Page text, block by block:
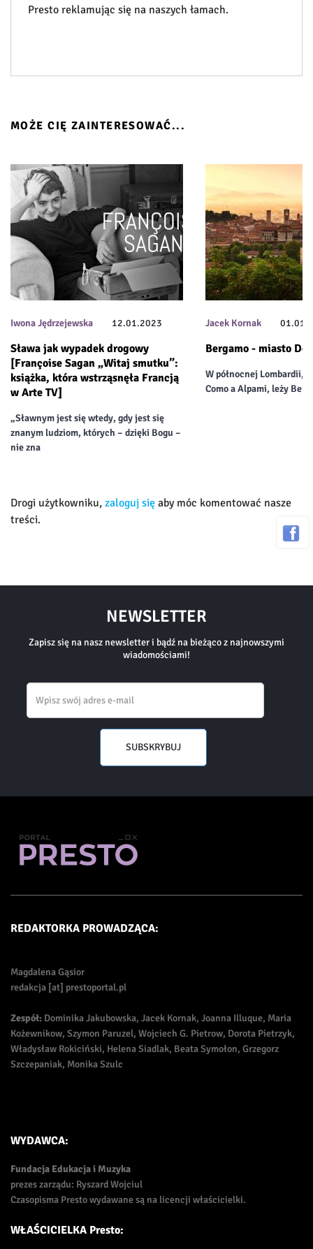
Presto reklamując się na naszych łamach.
MOŻE CIĘ ZAINTERESOWAĆ...
Iwona Jędrzejewska 12.01.2023
Sława jak wypadek drogowy
[Françoise Sagan „Witaj smutku”:
książka, która wstrząsnęła Francją
w Arte TV]
„Sławnym jest się wtedy, gdy jest się
znanym ludziom, których – dzięki Bogu –
nie zna
Jacek Kornak
Bergamo - miasto
W północnej Lombardii,
Como a Alpami, leży
Drogi użytkowniku, zaloguj się aby móc komentować nasze
treści.
NEWSLETTER
Zapisz się na nasz newsletter i bądź na bieżąco z najnowszymi
wiadomościami!
SUBSKRYBUJ
REDAKTORKA PROWADZĄCA:
Magdalena Gąsior
redakcja [at] prestoportal.pl
Zespół: Dominika Jakubowska, Jacek Kornak, Joanna Illuque, Maria
Kożewnikow, Szymon Paruzel, Wojciech G. Pietrow, Dorota Pietrzyk,
Władysław Rokiciński, Helena Siadlak, Beata Symołon, Grzegorz
Szczepaniak, Monika Szulc
WYDAWCA:
Fundacja Edukacja i Muzyka
prezes zarządu: Ryszard Wojciul
Czasopisma Presto wydawane są na licencji właścicielki.
WŁAŚCICIELKA Presto: